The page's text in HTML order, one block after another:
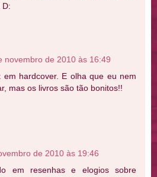
D:
novembro de 2010 às 16:49
em hardcover. E olha que eu nem
mas os livros são tão bonitos!!
de 2010 às 19:46
em resenhas e elogios sobre